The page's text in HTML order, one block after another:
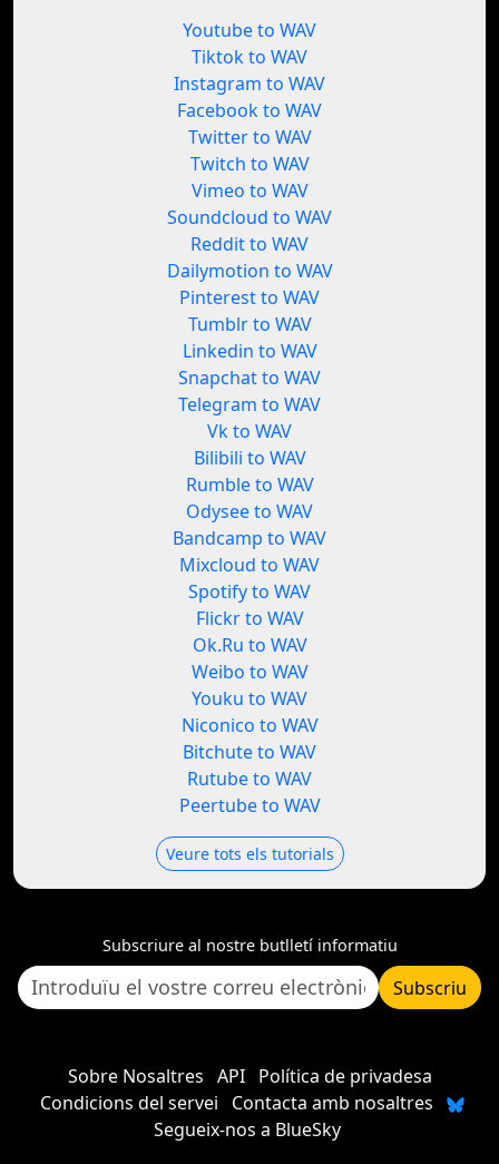
Youtube to WAV
Tiktok to WAV
Instagram to WAV
Facebook to WAV
Twitter to WAV
Twitch to WAV
Vimeo to WAV
Soundcloud to WAV
Reddit to WAV
Dailymotion to WAV
Pinterest to WAV
Tumblr to WAV
Linkedin to WAV
Snapchat to WAV
Telegram to WAV
Vk to WAV
Bilibili to WAV
Rumble to WAV
Odysee to WAV
Bandcamp to WAV
Mixcloud to WAV
Spotify to WAV
Flickr to WAV
Ok.Ru to WAV
Weibo to WAV
Youku to WAV
Niconico to WAV
Bitchute to WAV
Rutube to WAV
Peertube to WAV
Veure tots els tutorials
Subscriure al nostre butlletí informatiu
Subscriu
Sobre Nosaltres API
Política de privadesa
Condicions del servei
Contacta amb nosaltres
Segueix-nos a BlueSky